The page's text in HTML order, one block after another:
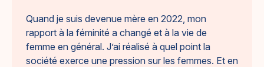
Quand je suis devenue mère en 2022, mon
rapport à la féminité a changé et à la vie de
femme en général. J’ai réalisé à quel point la
société exerce une pression sur les femmes. Et en